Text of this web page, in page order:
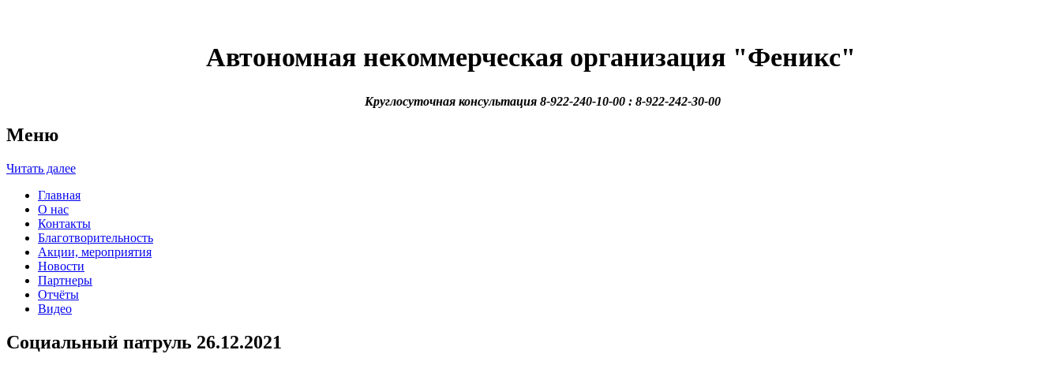
Автономная некоммерческая организация "Феникс"
Круглосуточная консультация 8-922-240-10-00 : 8-922-242-30-00
Меню
Читать далее
Главная
О нас
Контакты
Благотворительность
Акции, мероприятия
Новости
Партнеры
Отчёты
Видео
Социальный патруль 26.12.2021